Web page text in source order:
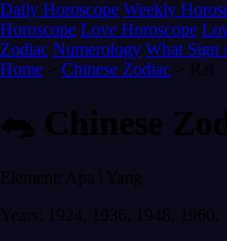
Daily Horoscope Weekly
Horoscope Love Horoscope
Zodiac Numerology What Sign
Home > Chinese Zodiac > Rat
🐀 Chinese
Element: Apa | Yang
Years: 1924, 1936, 1948,